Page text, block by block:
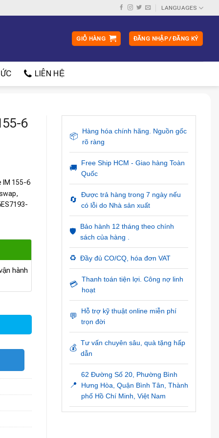
LANGUAGES
GIỎ HÀNG ĐĂNG NHẬP / ĐĂNG KÝ
LIÊN HỆ
6
IM 155-6
hành
📦
Hàng hóa chính hãng. Nguồn gốc
rõ ràng
🚚
Free Ship HCM - Giao hàng Toàn
Quốc
🔄
Được trả hàng trong 7 ngày nếu
có lỗi do Nhà sản xuất
🛡️
Bảo hành 12 tháng theo chính
sách của hàng .
♻️ Đầy đủ CO/CQ, hóa đơn VAT
💳
Thanh toán tiện lợi. Công nợ linh
hoạt
💬
Hỗ trợ kỹ thuật online miễn phí
trọn đời
💰
Tư vấn chuyên sâu, quà tặng hấp
dẫn
📍
62 Đường Số 20, Phường Bình
Hưng Hòa, Quận Bình Tân, Thành
phố Hồ Chí Minh, Việt Nam